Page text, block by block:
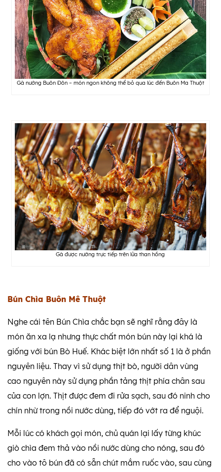
Gà nướng Buôn Đôn – món ngon không thể bỏ qua lúc đến Buôn Ma Thuột
Gà được nướng trực tiếp trên lửa than hồng
Bún Chìa Buôn Mê Thuột
Nghe cái tên Bún Chìa chắc bạn sẽ nghĩ rằng đây là
món ăn xa lạ nhưng thực chất món bún này lại khá là
giống với bún Bò Huế. Khác biệt lớn nhất số 1 là ở phần
nguyên liệu. Thay vì sử dụng thịt bò, người dân vùng
cao nguyên này sử dụng phần tảng thịt phía chân sau
của con lợn. Thịt được đem đi rửa sạch, sau đó ninh cho
chín nhừ trong nồi nước dùng, tiếp đó vớt ra để nguội.
Mỗi lúc có khách gọi món, chủ quán lại lấy từng khúc
giò chìa đem thả vào nồi nước dùng cho nóng, sau đó
cho vào tô bún đã có sẵn chút mắm ruốc vào, sau cùng